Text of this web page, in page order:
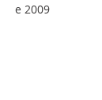
e 2009